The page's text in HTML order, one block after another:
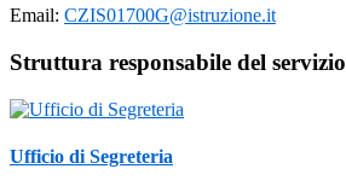
Email: CZIS01700G@istruzione.it
Struttura responsabile del servizio
Ufficio di Segreteria